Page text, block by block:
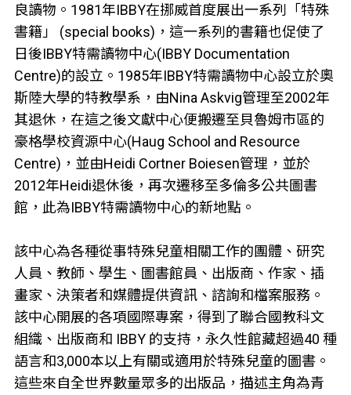
良讀物。1981年IBBY在挪威首度展出一系列「特殊
書籍」 (special books)，這一系列的書籍也促使了
日後IBBY特需讀物中心(IBBY Documentation
Centre)的設立。1985年IBBY特需讀物中心設立於奧
斯陸大學的特教學系，由Nina Askvig管理至2002年
其退休，在這之後文獻中心便搬遷至貝魯姆市區的
豪格學校資源中心(Haug School and Resource
Centre)，並由Heidi Cortner Boiesen管理，並於
2012年Heidi退休後，再次遷移至多倫多公共圖書
館，此為IBBY特需讀物中心的新地點。
該中心為各種從事特殊兒童相關工作的團體、研究
人員、教師、學生、圖書館員、出版商、作家、插
畫家、決策者和媒體提供資訊、諮詢和檔案服務。
該中心開展的各項國際專案，得到了聯合國教科文
組織、出版商和 IBBY 的支持，永久性館藏超過40 種
語言和3,000本以上有關或適用於特殊兒童的圖書。
這些來自全世界數量眾多的出版品，描述主角為青